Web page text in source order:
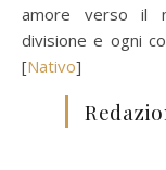
amore verso il
divisione e ogni
[Nativo]